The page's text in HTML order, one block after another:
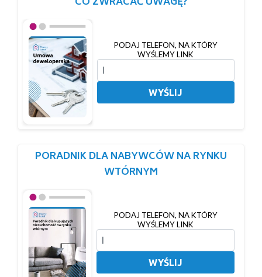
PODAJ TELEFON, NA KTÓRY
WYŚLEMY LINK
WYŚLIJ
PORADNIK DLA NABYWCÓW NA RYNKU
WTÓRNYM
PODAJ TELEFON, NA KTÓRY
WYŚLEMY LINK
WYŚLIJ